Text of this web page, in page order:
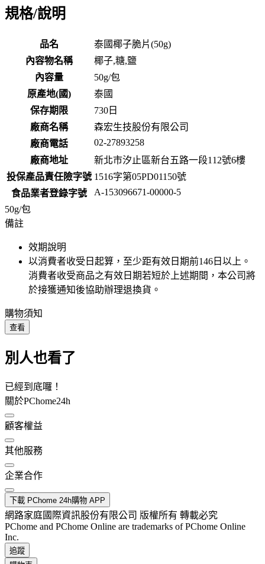
規格/說明
品名
泰國椰子脆片(50g)
內容物名稱
椰子,糖,鹽
內容量
50g/包
原產地(國)
泰國
保存期限
730 日
廠商名稱
森宏生技股份有限公司
廠商電話
02-27893258
廠商地址
新北市汐止區新台五路一段112號6樓
投保產品責任險字號 1516字第05PD01150號
食品業者登錄字號
A-153096671-00000-5
50g/包
備註
效期說明
以消費者收受日起算，至少距有效日期前146 日以上。
消費者收受商品之有效日期若短於上述期間，本公司將
於接獲通知後協助辦理退換貨。
購物須知
查看
別人也看了
已經到底囉！
關於PChome24h
顧客權益
其他服務
企業合作
下載 PChome 24h購物 APP
網路家庭國際資訊股份有限公司 版權所有 轉載必究
PChome and PChome Online are trademarks of PChome Online
Inc.
追蹤